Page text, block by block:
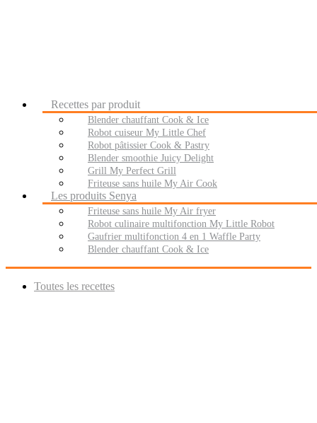
Recettes par produit
Blender chauffant Cook & Ice
Robot cuiseur My Little Chef
Robot pâtissier Cook & Pastry
Blender smoothie Juicy Delight
Grill My Perfect Grill
Friteuse sans huile My Air Cook
Les produits Senya
Friteuse sans huile My Air fryer
Robot culinaire multifonction My Little Robot
Gaufrier multifonction 4 en 1 Waffle Party
Blender chauffant Cook & Ice
Toutes les recettes